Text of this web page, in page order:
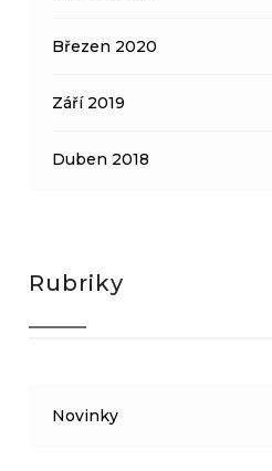
Březen 2020
Září 2019
Duben 2018
Rubriky
Novinky